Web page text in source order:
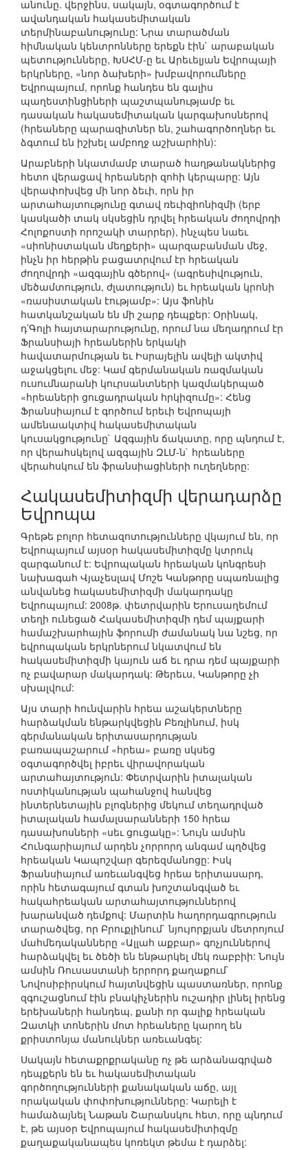
անունը. վերջինս, սակայն, օգտագործում է
ավանդական հակասեմիտական
տերմինաբանությունը: Նրա տարածման
հիմնական կենտրոնները երեքն էին` արաբական
պետությունները, ԽՍՀՄ-ը եւ Արեւելյան Եվրոպայի
երկրները, «նոր ձախերի» խմբավորումները
Եվրոպայում, որոնք հանդես են գալիս
պաղեստինցիների պաշտպանությամբ եւ
դասական հակասեմիտական կարգախոսներով
(հրեաները պարազիտներ են, շահագործողներ եւ
ձգտում են իշխել ամբողջ աշխարհին):
Արաբների նկատմամբ տարած հաղթանակներից
հետո վերացավ հրեաների զոհի կերպարը: Այն
վերափոխվեց մի նոր ձեւի, որն իր
արտահայտությունը գտավ ռեւիզիոնիզմի (երբ
կասկածի տակ սկսեցին դրվել հրեական ժողովրդի
Հոլոքոստի որոշակի տարրեր), ինչպես նաեւ
«սիոնիստական մեղքերի» պարզաբանման մեջ,
ինչն իր հերթին բացատրվում էր հրեական
ժողովրդի «ազգային գծերով» (ագրեսիվություն,
մեծամտություն, ժլատություն) եւ հրեական կրոնի
«ռասիստական էությամբ»: Այս ֆոնին
հատկանշական են մի շարք դեպքեր: Օրինակ,
դ’Գոլի հայտարարությունը, որում նա մեղադրում էր
Ֆրանսիայի հրեաներին երկակի
հավատարմության եւ Իսրայելին ավելի ակտիվ
աջակցելու մեջ: Կամ գերմանական ռազմական
ուսումնարանի կուրսանտների կազմակերպած
«հրեաների ցուցադրական հրկիզումը»: Հենց
Ֆրանսիայում է գործում երեւի Եվրոպայի
ամենաակտիվ հակասեմիտական
կուսակցությունը` Ազգային ճակատը, որը պնդում է,
որ վերահսկելով ազգային ԶԼՄ-ն` հրեաները
վերահսկում են ֆրանսիացիների ուղեղները:
Հակասեմիտիզմի վերադարձը
Եվրոպա
Գրեթե բոլոր հետազոտությունները վկայում են, որ
Եվրոպայում այսօր հակասեմիտիզմը կտրուկ
զարգանում է: Եվրոպական հրեական կոնգրեսի
նախագահ Վյաչեսլավ Մոշե Կանթորը սպառնալից
անվանեց հակասեմիտիզմի մակարդակը
Եվրոպայում: 2008թ. փետրվարին Երուսաղեմում
տեղի ունեցած Հակասեմիտիզմի դեմ պայքարի
համաշխարհային ֆորումի ժամանակ նա նշեց, որ
եվրոպական երկրներում նկատվում են
հակասեմիտիզմի կայուն աճ եւ դրա դեմ պայքարի
ոչ բավարար մակարդակ: Թերեւս, Կանթորը չի
սխալվում:
Այս տարի հունվարին հրեա աշակերտները
հարձակման ենթարկվեցին Բեռլինում, իսկ
գերմանական երիտասարդության
բառապաշարում «հրեա» բառը սկսեց
օգտագործվել իբրեւ վիրավորական
արտահայտություն: Փետրվարին իտալական
ոստիկանության պահանջով հանվեց
ինտերնետային բլոգներից մեկում տեղադրված
իտալական համալսարանների 150 հրեա
դասախոսների «սեւ ցուցակը»: Նույն ամսին
Հունգարիայում արդեն չորրորդ անգամ պղծվեց
հրեական Կապոշվար գերեզմանոցը: Իսկ
Ֆրանսիայում առեւանգվեց հրեա երիտասարդ,
որին հետագայում գտան խոշտանգված եւ
հակահրեական արտահայտություններով
խարանված դեմքով: Մարտին հաղորդագրություն
տարածվեց, որ Բրուքլինում` նյույորքյան մետրոյում
մահմեդականները «Ալլահ աքբար» գոչյուններով
հարձակվել եւ ծեծի են ենթարկել մեկ ռաբբիի: Նույն
ամսին Ռուսաստանի երրորդ քաղաքում`
Նովոսիբիրսկում հայտնվեցին պաստառներ, որոնք
զգուշացնում էին բնակիչներին ուշադիր լինել իրենց
երեխաների հանդեպ, քանի որ գալիք հրեական
Զատկի տոներին մոտ հրեաները կարող են
քրիստոնյա մանուկներ առեւանգել:
Սակայն հետաքրքրականը ոչ թե արձանագրված
դեպքերն են եւ հակասեմիտական
գործողությունների քանակական աճը, այլ
որակական փոփոխությունները: Կարելի է
համաձայնել Նաթան Շարանսկու հետ, որը պնդում
է, թե այսօր Եվրոպայում հակասեմիտիզմը
քաղաքականապես կոռեկտ թեմա է դարձել: